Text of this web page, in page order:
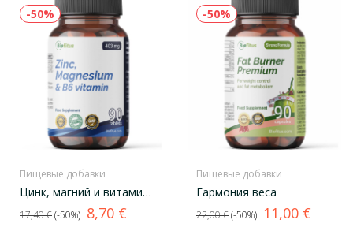
-50%
Пищевые добавки
Цинк, магний и витамин
Базовая
цена
17,40 € -50% Цена
8,70 €
-50%
Пищевые добавки
Гармония веса
Базовая
цена
22,00 € -50% Цена
11,00 €